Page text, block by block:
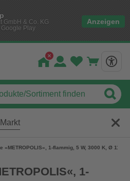
GmbH & Co. KG
Google Play
Anzeigen
»METROPOLIS«, 1-flammig, 5 W, 3000 K, Ø 115
1-